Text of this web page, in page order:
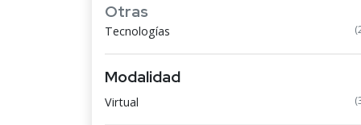
Otras
Tecnologías
Modalidad
Virtual